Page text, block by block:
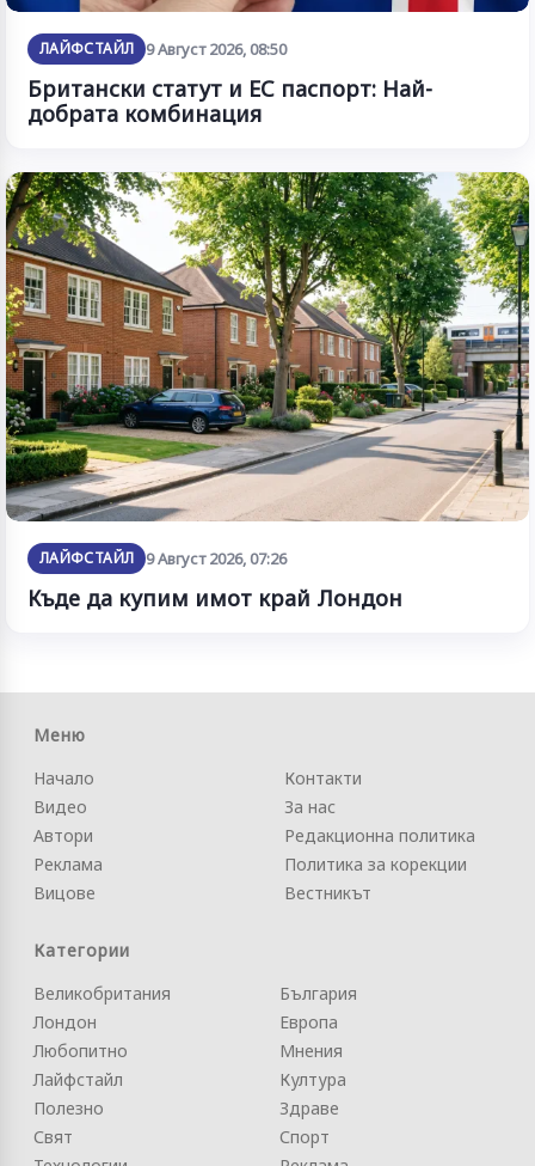
ЛАЙФСТАЙЛ 9 Август 2026, 08:50
Британски статут и ЕС паспорт: Най-
добрата комбинация
ЛАЙФСТАЙЛ 9 Август 2026, 07:26
Къде да купим имот край Лондон
Меню
Начало
Видео
Автори
Реклама
Вицове
Контакти
За нас
Редакционна политика
Политика за корекции
Вестникът
Категории
Великобритания
Лондон
Любопитно
Лайфстайл
Полезно
Свят
България
Европа
Мнения
Култура
Здраве
Спорт